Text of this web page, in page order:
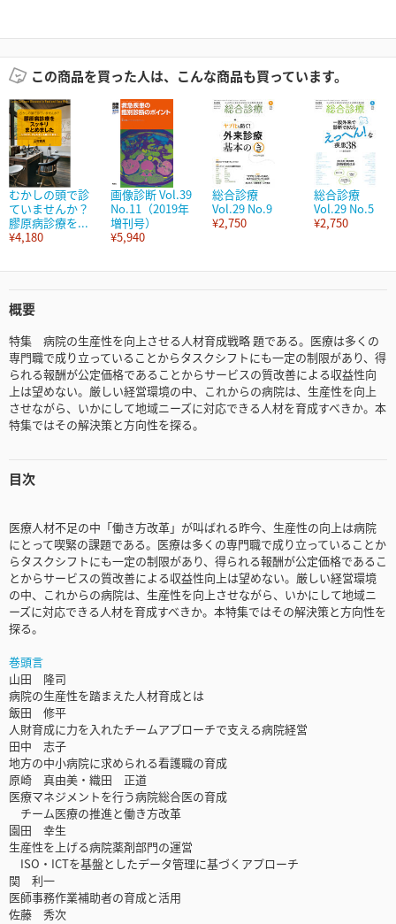
この商品を買った人は、こんな商品も買っています。
むかしの頭で診
ていませんか？
膠原病診療を...
¥4,180
画像診断 Vol.39
No.11（2019年
増刊号）
¥5,940
総合診療
Vol.29 No.9
¥2,750
総合診療
Vol.29 No.5
¥2,750
概要
特集 病院の生産性を向上させる人材育成戦略 題である。医療は多くの
専門職で成り立っていることからタスクシフトにも一定の制限があり、得
られる報酬が公定価格であることからサービスの質改善による収益性向
上は望めない。厳しい経営環境の中、これからの病院は、生産性を向上
させながら、いかにして地域ニーズに対応できる人材を育成すべきか。本
特集ではその解決策と方向性を探る。
目次
医療人材不足の中「働き方改革」が叫ばれる昨今、生産性の向上は病院
にとって喫緊の課題である。医療は多くの専門職で成り立っていることか
らタスクシフトにも一定の制限があり、得られる報酬が公定価格であるこ
とからサービスの質改善による収益性向上は望めない。厳しい経営環境
の中、これからの病院は、生産性を向上させながら、いかにして地域ニ
ーズに対応できる人材を育成すべきか。本特集ではその解決策と方向性を
探る。
巻頭言
山田 隆司
病院の生産性を踏まえた人材育成とは
飯田 修平
人財育成に力を入れたチームアプローチで支える病院経営
田中 志子
地方の中小病院に求められる看護職の育成
原崎 真由美・織田 正道
医療マネジメントを行う病院総合医の育成
チーム医療の推進と働き方改革
園田 幸生
生産性を上げる病院薬剤部門の運営
ISO・ICTを基盤としたデータ管理に基づくアプローチ
関 利一
医師事務作業補助者の育成と活用
佐藤 秀次